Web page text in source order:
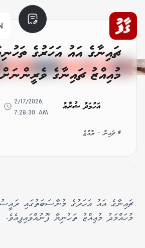
ޗައިނާގެ އައު އަހަރުގެ
މުއިއްޒު ޗައިނާގެ
އަހުމަދު ޝުރާއު
2/17/2026,
7:28:30 AM
# ޗައިނާ - ރާއްޖެ
-
ޗައިނާގެ އައު އަހަރުގެ މުނާސަބަތުގައި
މުހައްމަދު މުޢިއްޒު ތަހުނިޔާ ފޮނުއްވައިފިއެވެ.